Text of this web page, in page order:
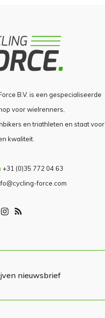
B.V. is een gespecialiseerde
voor wielrenners,
en triathleten en staat voor
kwaliteit.
+31 (0)35 772 04 63
force.com
nieuwsbrief